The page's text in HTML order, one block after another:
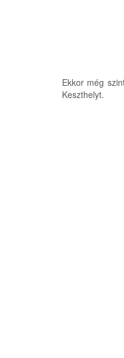
Ekkor még
Keszthelyt.